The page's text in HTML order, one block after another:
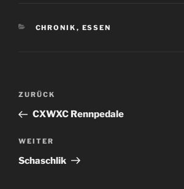
KATEGORIEN
CHRONIK , ESSEN
Beitrags-
Vorheriger
Beitrag
ZURÜCK
CXWXC Rennpedale
Nächster
Beitrag
WEITER
Schaschlik